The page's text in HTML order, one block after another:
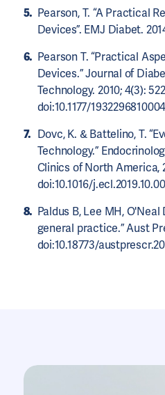
Pearson, T. “A Practical
Devices”. EMJ Diabet.
Pearson T. “Practical
Devices.” Journal of
Technology. 2010; 4(3):
doi:10.1177/
Dovc, K. & Battelino, T.
Technology.”
Clinics of North America,
doi:10.1016/
Paldus B, Lee MH,
general practice.” Aust
doi:10.18773/